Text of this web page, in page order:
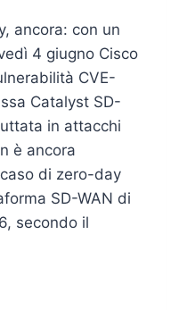
ancora: con un
4 giugno Cisco
CVE-
Catalyst SD-
in attacchi
è ancora
di zero-day
SD-WAN di
secondo il